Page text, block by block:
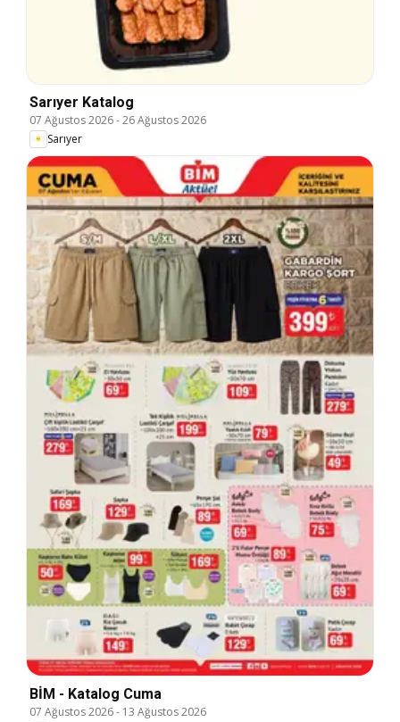
Sarıyer Katalog
07 Ağustos 2026-26 Ağustos 2026
Sarıyer
BİM - Katalog Cuma
07 Ağustos 2026- 13 Ağustos 2026